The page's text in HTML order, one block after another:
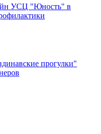
УСЦ "Юность" в
прогулки"